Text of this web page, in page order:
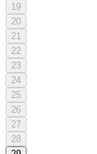
19
20
21
22
23
24
25
26
27
28